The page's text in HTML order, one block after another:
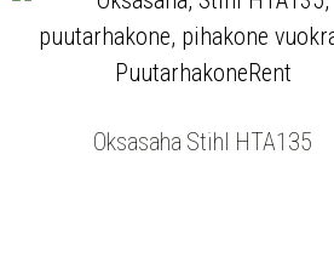
Oksasaha Stihl HTA135